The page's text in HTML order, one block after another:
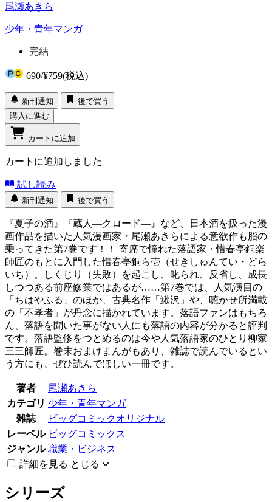
尾瀬あきら
少年・青年マンガ
完結
690/¥759(税込)
新刊通知
後で買う
購入に進む
カートに追加
カートに追加しました
試し読み
新刊通知 後で買う
『夏子の酒』『蔵人―クロード―』など、日本酒を扱った漫
画作品を描いた人気漫画家・尾瀬あきらによる意欲作も脂の
乗ってきた第7巻です！！ 寄席で憧れた落語家・惜春亭銅楽
師匠のもとに入門した惜春亭銅ら壱（せきしゅんてい・どら
いち）。しくじり（失敗）を起こし、叱られ、反省し、成長
しつつある前座修業ではあるが……第7巻では、人気演目の
「ちはやふる」のほか、古典名作「鰍沢」や、聴かせ所満載
の「不孝者」が丹念に描かれています。落語ファンはもちろ
ん、落語を聞いた事がない人にも落語の内容が分かると評判
です。落語監修をつとめるのは今や人気落語家のひとり柳家
三三師匠。巻末おまけまんがもあり、雑誌で読んでいるとい
う方にも、ぜひ読んでほしい一冊です。
著者
尾瀬あきら
カテゴリ 少年・青年マンガ
雑誌
ビッグコミックオリジナル
レーベル ビッグコミックス
ジャンル 職業・ビジネス
詳細を見る とじる
シリーズ